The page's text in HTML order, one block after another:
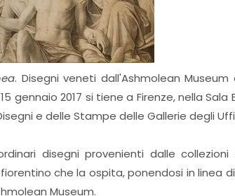
. Disegni veneti dall'Ashmolean
gennaio 2017 si tiene a Firenze, nella Sala
e delle Stampe delle Gallerie degli
disegni provenienti dalle collezioni
che la ospita, ponendosi in linea
Museum.